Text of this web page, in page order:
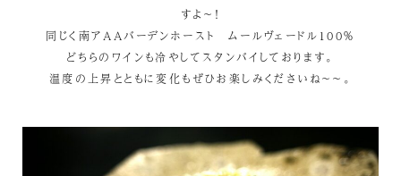
すよ～！
同じく南アAAバーデンホースト ムールヴェードル100％
どちらのワインも冷やしてスタンバイしております。
温度の上昇とともに変化もぜひお楽しみくださいね～～。